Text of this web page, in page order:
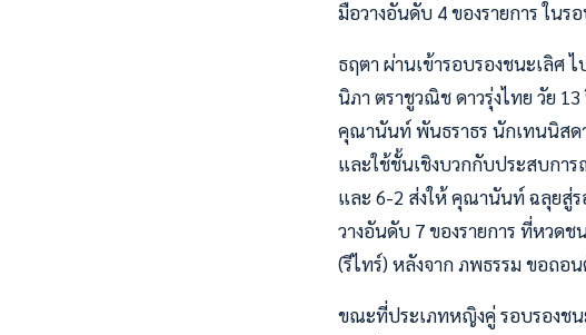
มือวางอันดับ 4 ของรายการ ใน
ธฤตา ผ่านเข้ารอบรองชนะเลิศ
นิภา ตราชูวณิช ดาวรุ่งไทย วัย
คุณานันท์ พันธราธร นักเทนนิสดา
และใช้ชั้นเชิงบวกกับประสบกา
และ 6-2 ส่งให้ คุณานันท์ ฉลุยสู่
วางอันดับ 7 ของรายการ ที่หวดช
(รีไทร์) หลังจาก ภพธรรม ขอถอ
ขณะที่ประเภทหญิงคู่ รอบรองชน